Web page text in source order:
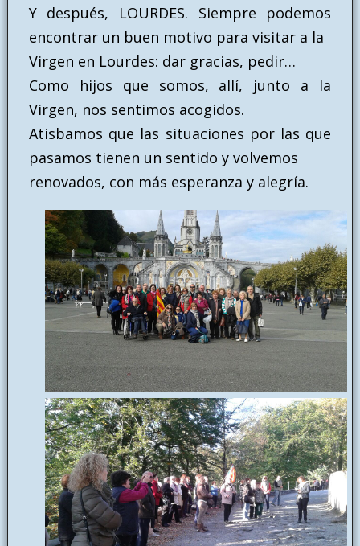
Y después, LOURDES. Siempre podemos
encontrar un buen motivo para visitar a la
Virgen en Lourdes: dar gracias, pedir…
Como hijos que somos, allí, junto a la
Virgen, nos sentimos acogidos.
Atisbamos que las situaciones por las que
pasamos tienen un sentido y volvemos
renovados, con más esperanza y alegría.